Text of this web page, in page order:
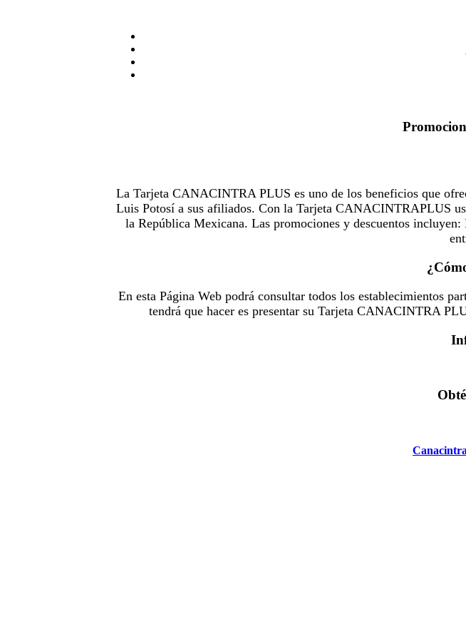
La Tarjeta CANACINTRA PLUS es uno de los beneficios que
Luis Potosí a sus afiliados. Con la Tarjeta CANACINTRAPLUS
la República Mexicana. Las promociones y descuentos
En esta Página Web podrá consultar todos los establecimientos
tendrá que hacer es presentar su Tarjeta CANACINTRA